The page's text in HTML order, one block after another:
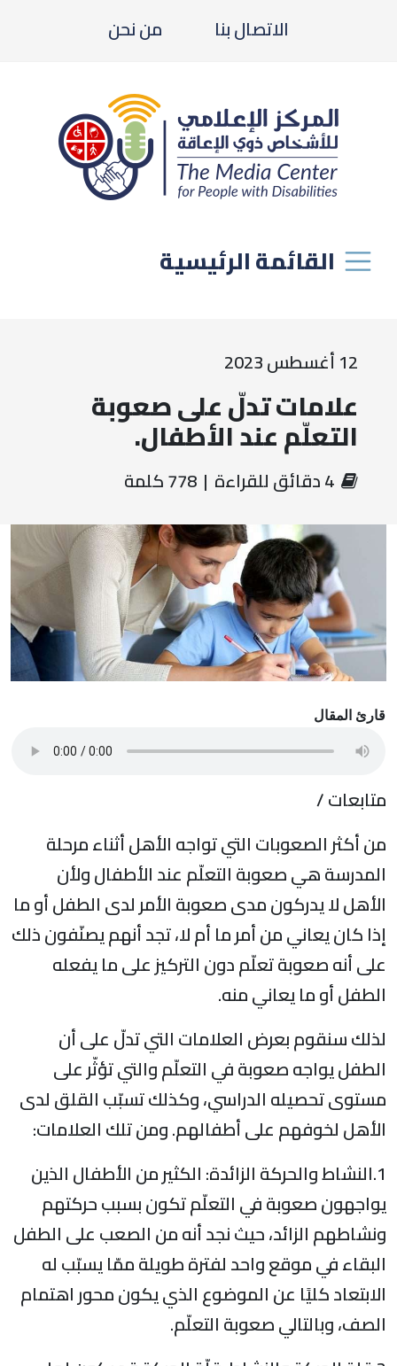
الاتصال بنا من نحن
القائمة الرئيسية
12 أغسطس 2023
علامات تدلّ على صعوبة
التعلّم عند الأطفال.
قارئ المقال
متابعات /
من أكثر الصعوبات التي تواجه الأهل أثناء مرحلة
المدرسة هي صعوبة التعلّم عند الأطفال ولأن
الأهل لا يدركون مدى صعوبة الأمر لدى الطفل أو ما
إذا كان يعاني من أمر ما أم لا، تجد أنهم يصنّفون ذلك
على أنه صعوبة تعلّم دون التركيز على ما يفعله
الطفل أو ما يعاني منه.
لذلك سنقوم بعرض العلامات التي تدلّ على أن
الطفل يواجه صعوبة في التعلّم والتي تؤثّر على
مستوى تحصيله الدراسي، وكذلك تسبّب القلق لدى
الأهل لخوفهم على أطفالهم. ومن تلك العلامات:
1.النشاط والحركة الزائدة: الكثير من الأطفال الذين
يواجهون صعوبة في التعلّم تكون بسبب حركتهم
ونشاطهم الزائد، حيث نجد أنه من الصعب على الطفل
البقاء في موقع واحد لفترة طويلة ممّا يسبّب له
الابتعاد كليًا عن الموضوع الذي يكون محور اهتمام
الصف، وبالتالي صعوبة التعلّم.